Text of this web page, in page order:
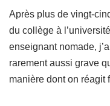
Après plus de vingt-
du collège à
enseignant nomade,
rarement aussi grave
manière dont on réagit